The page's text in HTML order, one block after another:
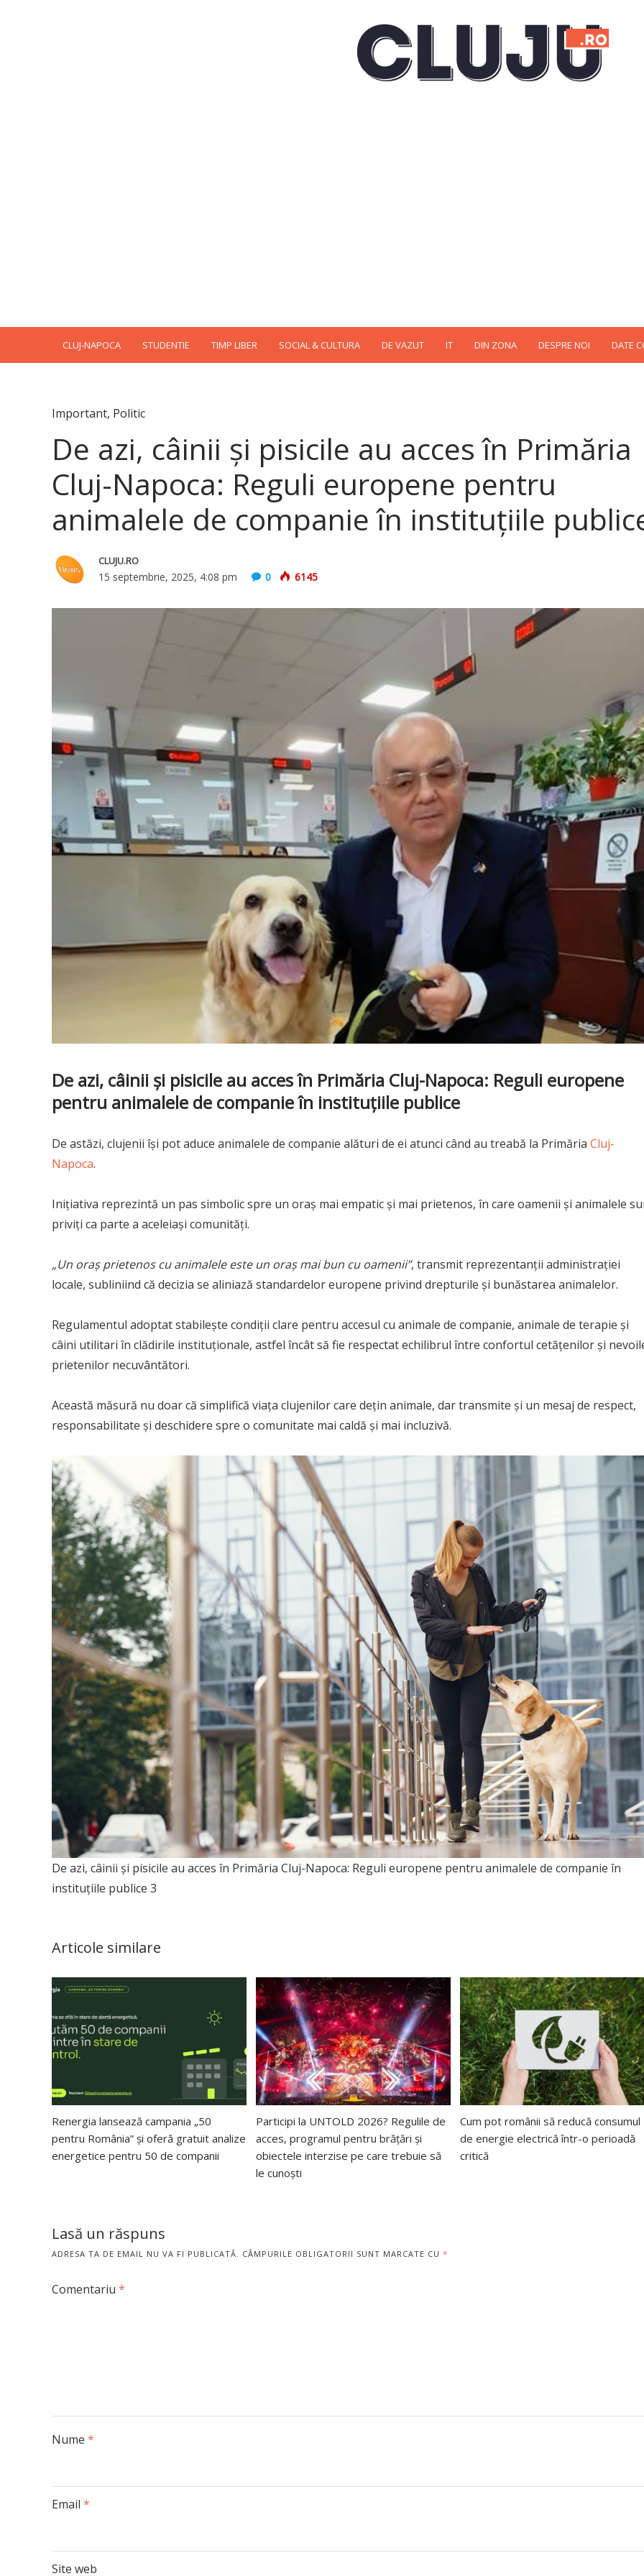
CLUJ-NAPOCA STUDENTIE TIMP LIBER SOCIAL & CULTURA DE VAZUT IT DIN ZONA DESPRE NOI DATE
Important, Politic
De azi, câinii și pisicile au acces în Primăria
Cluj-Napoca: Reguli europene pentru
animalele de companie în instituțiile
CLUJU.RO
15 septembrie, 2025, 4:08 pm 0 6145
De azi, câinii și pisicile au acces în Primăria Cluj-Napoca: Reguli europene
pentru animalele de companie în instituțiile publice
De astăzi, clujenii își pot aduce animalele de companie alături de ei atunci când au treabă la Primăria Cluj-
Napoca.
Inițiativa reprezintă un pas simbolic spre un oraș mai empatic și mai prietenos, în care oamenii și animalele
priviți ca parte a aceleiași comunități.
„Un oraș prietenos cu animalele este un oraș mai bun cu oamenii”, transmit reprezentanții administrației
locale, subliniind că decizia se aliniază standardelor europene privind drepturile și bunăstarea animalelor.
Regulamentul adoptat stabilește condiții clare pentru accesul cu animale de companie, animale de terapie și
câini utilitari în clădirile instituționale, astfel încât să fie respectat echilibrul între confortul cetățenilor și
prietenilor necuvântători.
Această măsură nu doar că simplifică viața clujenilor care dețin animale, dar transmite și un mesaj de respect,
responsabilitate și deschidere spre o comunitate mai caldă și mai incluzivă.
De azi, câinii și pisicile au acces în Primăria Cluj-Napoca: Reguli europene pentru animalele de companie în
instituțiile publice 3
Articole similare
Renergia lansează campania „50
pentru România” și oferă gratuit analize
energetice pentru 50 de companii
Participi la UNTOLD 2026? Regulile de
acces, programul pentru brățări și
obiectele interzise pe care trebuie să
le cunoști
Cum pot românii să reducă consumul
de energie electrică într-o perioadă
critică
Lasă un răspuns
ADRESA TA DE EMAIL NU VA FI PUBLICATĂ. CÂMPURILE OBLIGATORII SUNT MARCATE CU *
Comentariu *
Nume *
Email *
Site web